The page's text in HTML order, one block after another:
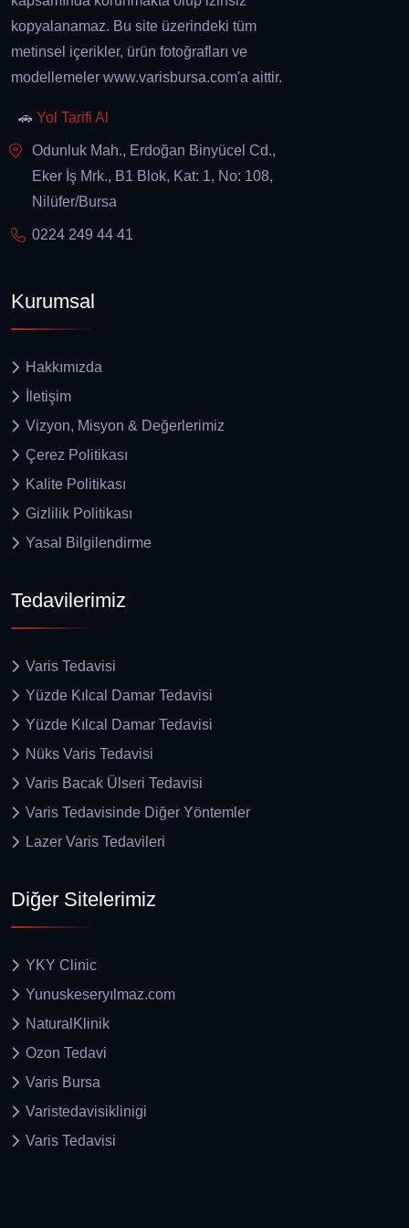
kopyalanamaz. Bu site üzerindeki tüm
metinsel içerikler, ürün fotoğrafları ve
modellemeler www.varisbursa.com'a aittir.
🚗 Yol Tarifi Al
Odunluk Mah., Erdoğan Binyücel Cd.,
Eker İş Mrk., B1 Blok, Kat: 1, No: 108,
Nilüfer/Bursa
0224 249 44 41
Kurumsal
Hakkımızda
İletişim
Vizyon, Misyon & Değerlerimiz
Çerez Politikası
Kalite Politikası
Gizlilik Politikası
Yasal Bilgilendirme
Tedavilerimiz
Varis Tedavisi
Yüzde Kılcal Damar Tedavisi
Yüzde Kılcal Damar Tedavisi
Nüks Varis Tedavisi
Varis Bacak Ülseri Tedavisi
Varis Tedavisinde Diğer Yöntemler
Lazer Varis Tedavileri
Diğer Sitelerimiz
YKY Clinic
Yunuskeseryılmaz.com
NaturalKlinik
Ozon Tedavi
Varis Bursa
Varistedavisiklinigi
Varis Tedavisi